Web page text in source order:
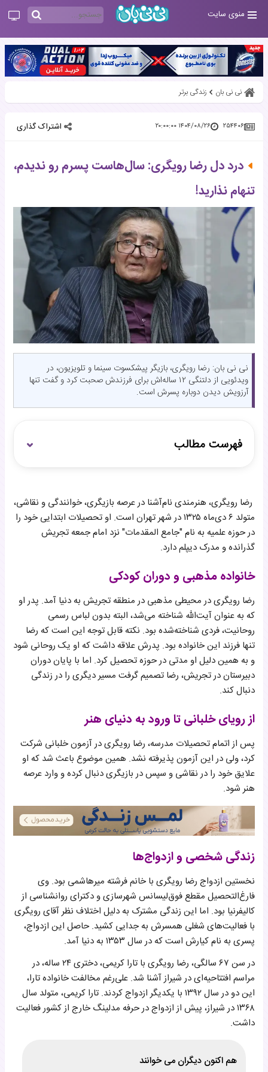
منوی سایت
نی نی بان زندگی برتر
۲۵۴۴۰۶ ۱۴۰۴/۰۸/۲۶ ۲۰:۰۰:۰۰ اشتراک گذاری
درد دل رضا رویگری: سال‌هاست پسرم رو ندیدم،
تنهام نذارید!
نی نی بان: رضا رویگری، بازیگر پیشکسوت سینما و تلویزیون، در
ویدئویی از دلتنگی ۱۲ ساله‌اش برای فرزندش صحبت کرد و گفت تنها
آرزویش دیدن دوباره پسرش است.
فهرست مطالب
از رویای خلبانی تا ورود به دنیای هنر
زندگی شخصی و ازدواج‌ها
ماجرای زندگی در آسایشگاه کهریزک
رضا رویگری، هنرمندی نام‌آشنا در عرصه بازیگری، خوانندگی و نقاشی،
متولد ۶ دی‌ماه ۱۳۲۵ در شهر تهران است. او تحصیلات ابتدایی خود را
در حوزه علمیه به نام "جامع المقدمات" نزد امام جمعه تجریش
گذرانده و مدرک دیپلم دارد.
خانواده مذهبی و دوران کودکی
رضا رویگری در محیطی مذهبی در منطقه تجریش به دنیا آمد. پدر او
که به عنوان آیت‌الله شناخته می‌شد، البته بدون لباس رسمی
روحانیت، فردی شناخته‌شده بود. نکته قابل توجه این است که رضا
تنها فرزند این خانواده بود. پدرش علاقه داشت که او یک روحانی شود
و به همین دلیل او مدتی در حوزه تحصیل کرد. اما با پایان دوران
دبیرستان در تجریش، رضا تصمیم گرفت مسیر دیگری را در زندگی
دنبال کند.
از رویای خلبانی تا ورود به دنیای هنر
پس از اتمام تحصیلات مدرسه، رضا رویگری در آزمون خلبانی شرکت
کرد، ولی در این آزمون پذیرفته نشد. همین موضوع باعث شد که او
علایق خود را در نقاشی و سپس در بازیگری دنبال کرده و وارد عرصه
هنر شود.
زندگی شخصی و ازدواج‌ها
نخستین ازدواج رضا رویگری با خانم فرشته میرهاشمی بود. وی
فارغ‌التحصیل مقطع فوق‌لیسانس شهرسازی و دکترای روانشناسی از
کالیفرنیا بود. اما این زندگی مشترک به دلیل اختلاف نظر آقای رویگری
با فعالیت‌های شغلی همسرش به جدایی کشید. حاصل این ازدواج،
پسری به نام کیارش است که در سال ۱۳۵۳ به دنیا آمد.
در سن ۶۷ سالگی، رضا رویگری با تارا کریمی، دختری ۲۴ ساله، در
مراسم افتتاحیه‌ای در شیراز آشنا شد. علی‌رغم مخالفت خانواده تارا،
این دو در سال ۱۳۹۲ با یکدیگر ازدواج کردند. تارا کریمی، متولد سال
۱۳۶۸ در شیراز، پیش از ازدواج در حرفه مدلینگ خارج از کشور فعالیت
داشت.
هم اکنون دیگران می خوانند